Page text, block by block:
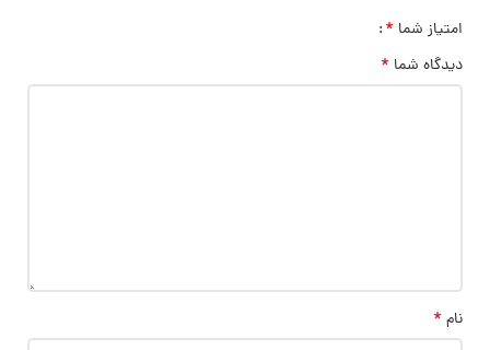
امتیاز شما *
دیدگاه شما *
نام *